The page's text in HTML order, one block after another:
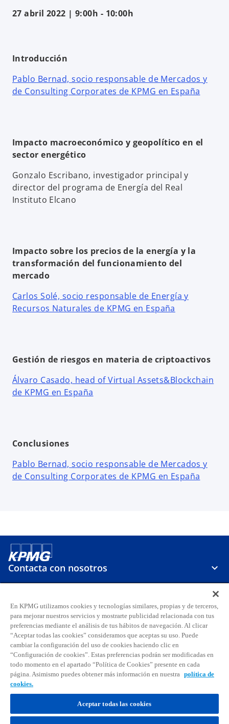
27 abril 2022 | 9:00h - 10:00h
Introducción
Pablo Bernad, socio responsable de Mercados y
de Consulting Corporates de KPMG en España
Impacto macroeconómico y geopolítico en el
sector energético
Gonzalo Escribano, investigador principal y
director del programa de Energía del Real
Instituto Elcano
Impacto sobre los precios de la energía y la
transformación del funcionamiento del
mercado
Carlos Solé, socio responsable de Energía y
Recursos Naturales de KPMG en España
Gestión de riesgos en materia de criptoactivos
Álvaro Casado, head of Virtual Assets&Blockchain
de KPMG en España
Conclusiones
Pablo Bernad, socio responsable de Mercados y
de Consulting Corporates de KPMG en España
Contacta con nosotros
Sobre KPMG
Carreras
s
e
b
e
s
e
b
r
e
s
e
b
r
e
s
e
b
r
e
s
e
b
e
s
e
a
b
e
Aviso legal Privacidad Política de cookies
© 2026 KPMG, S.A., sociedad anónima española y firma miembro de la
organización global de KPMG de firmas miembro independientes
afiliadas a KPMG International Limited, sociedad inglesa limitada por
En KPMG utilizamos cookies y tecnologías similares, propias y de terceros,
para mejorar nuestros servicios y mostrarte publicidad relacionada con tus
preferencias mediante el análisis de tus hábitos de navegación. Al clicar
“Aceptar todas las cookies” consideramos que aceptas su uso. Puede
cambiar la configuración del uso de cookies haciendo clic en
“Configuración de cookies”. Estas preferencias podrán ser modificadas en
todo momento en el apartado “Política de Cookies” presente en cada
página. Asimismo puedes obtener más información en nuestra política de
cookies.
Aceptar todas las cookies